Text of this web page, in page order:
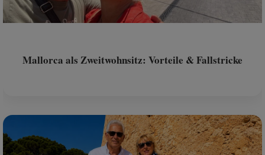
Mallorca als Zweitwohnsitz: Vorteile & Fallstricke